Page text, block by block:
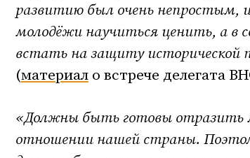
развитию был очень непростым,
молодёжи научиться ценить, а в
встать на защиту исторической
(материал о встрече делегата
«Должны быть готовы отразить
отношении нашей страны.